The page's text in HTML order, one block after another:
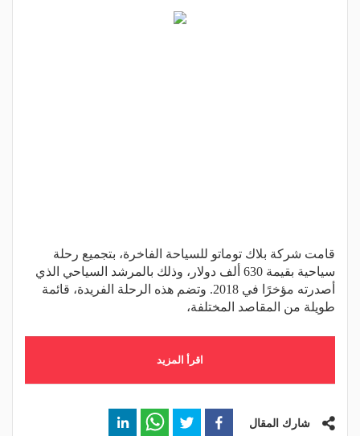
قامت شركة بلاك توماتو للسياحة الفاخرة، بتجميع رحلة
سياحية بقيمة 630 ألف دولار، وذلك بالمرشد السياحي الذي
أصدرته مؤخرًا في 2018. وتضم هذه الرحلة الفريدة، قائمة
طويلة من المقاصد المختلفة،
اقرأ المزيد
شارك المقال